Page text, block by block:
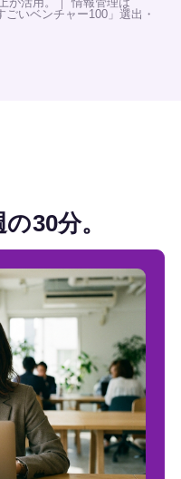
いベンチャー100」選出・
30分。